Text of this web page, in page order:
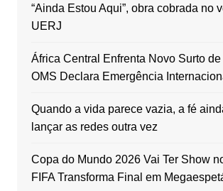
“Ainda Estou Aqui”, obra cobrada no
UERJ
África Central Enfrenta Novo Surto
OMS Declara Emergência
Quando a vida parece vazia, a fé
lançar as redes outra vez
Copa do Mundo 2026 Vai Ter Show
FIFA Transforma Final em